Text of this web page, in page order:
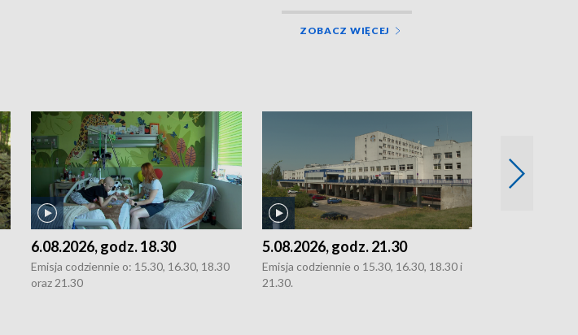
ZOBACZ WIĘCEJ
6.08.2026, godz. 18.30
Emisja codziennie o: 15.30, 16.30, 18.30
oraz 21.30
5.08.2026, godz. 21.30
Emisja codziennie o 15.30, 16.30, 18.30 i
21.30.